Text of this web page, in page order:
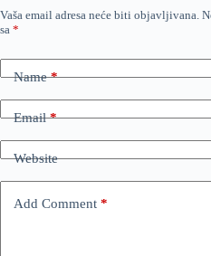
Vaša email adresa neće biti objavljivana.
sa *
Name*
Email*
Website
Add Comment *